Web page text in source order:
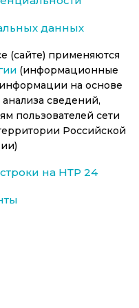
данных
(сайте) применяются
(информационные
на основе
сведений,
пользователей сети
Российской
на НТР 24